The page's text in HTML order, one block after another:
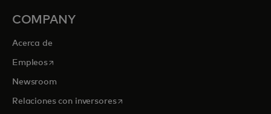
COMPANY
Acerca de
Empleosse abre en una pestaña nueva
Newsroom
Relaciones con inversoresse abre en una pestaña nueva